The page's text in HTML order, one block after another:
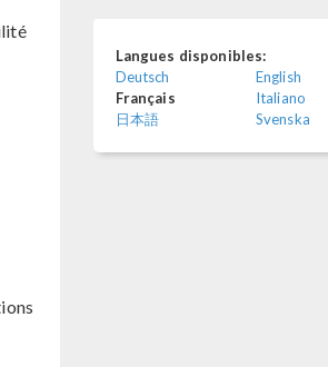
Langues disponibles:
Deutsch
English
Français
Italiano
日本語
Svenska